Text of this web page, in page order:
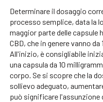
Determinare il dosaggio
processo semplice, data la
maggior parte delle capsule
CBD, che in genere vanno
All'inizio, è consigliabile
una capsula da 10
corpo. Se si scopre che la
sollievo adeguato,
può significare l'assunzione